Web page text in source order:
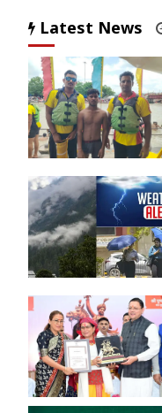
Latest News